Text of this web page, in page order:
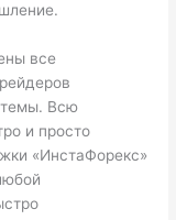
все
Всю
и просто
«ИнстаФорекс»